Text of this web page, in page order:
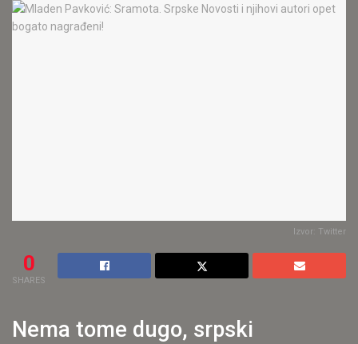
Izvor: Twitter
0
SHARES
Nema tome dugo, srpski